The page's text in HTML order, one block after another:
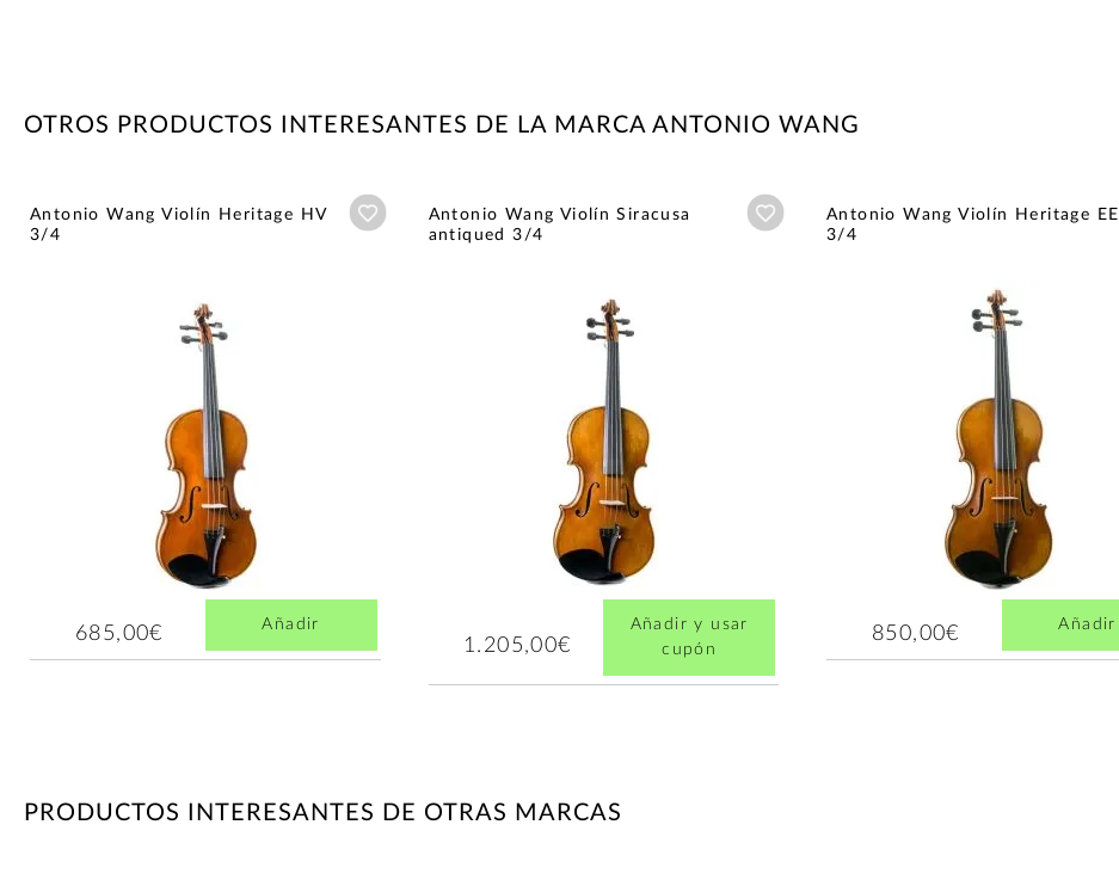
OTROS PRODUCTOS INTERESANTES DE LA MARCA ANTONIO WANG
Antonio Wang Violín Heritage HV
3/4
Añadir a wishlist
685,00€ Añadir
Antonio Wang Violín Siracusa
antiqued 3/4
Añadir a wishlist
1.205,00€
Añadir y usar
cupón
Antonio Wang Violín Heritage EE
3/4
850,00€ Añadir
PRODUCTOS INTERESANTES DE OTRAS MARCAS